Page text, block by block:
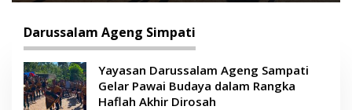
Darussalam Ageng Simpati
Yayasan Darussalam Ageng Sampati
Gelar Pawai Budaya dalam Rangka
Haflah Akhir Dirosah